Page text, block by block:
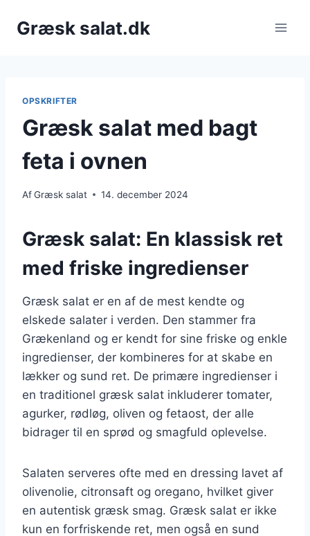
Græsk salat.dk
OPSKRIFTER
Græsk salat med bagt
feta i ovnen
AfGræsk salat 14. december 2024
Græsk salat: En klassisk ret
med friske ingredienser
Græsk salat er en af de mest kendte og
elskede salater i verden. Den stammer fra
Grækenland og er kendt for sine friske og enkle
ingredienser, der kombineres for at skabe en
lækker og sund ret. De primære ingredienser i
en traditionel græsk salat inkluderer tomater,
agurker, rødløg, oliven og fetaost, der alle
bidrager til en sprød og smagfuld oplevelse.
Salaten serveres ofte med en dressing lavet af
olivenolie, citronsaft og oregano, hvilket giver
en autentisk græsk smag. Græsk salat er ikke
kun en forfriskende ret, men også en sund